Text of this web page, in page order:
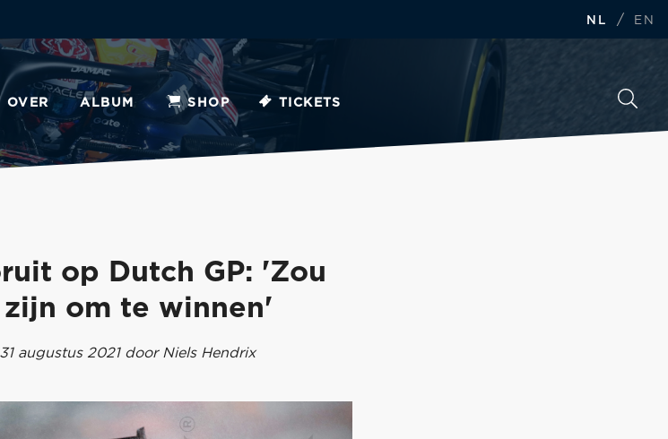
NL / EN
OVER ALBUM SHOP TICKETS
op Dutch GP: 'Zou
om te winnen'
augustus 2021 door Niels Hendrix